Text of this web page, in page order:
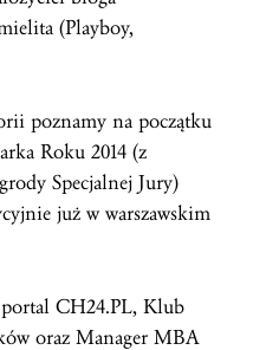
(Playboy,
poznamy na początku
Roku 2014 (z
Specjalnej Jury)
już w warszawskim
CH24.PL, Klub
oraz Manager MBA